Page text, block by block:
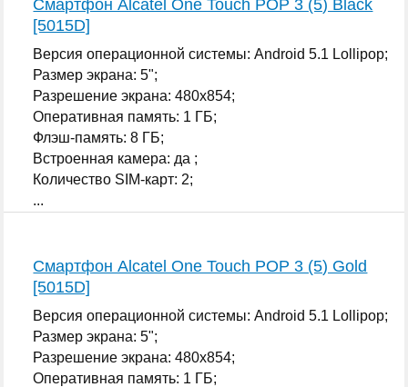
Смартфон Alcatel One Touch POP 3 (5) Black
[5015D]
Версия операционной системы: Android 5.1 Lollipop;
Размер экрана: 5";
Разрешение экрана: 480x854;
Оперативная память: 1 ГБ;
Флэш-память: 8 ГБ;
Встроенная камера: да ;
Количество SIM-карт: 2;
...
Смартфон Alcatel One Touch POP 3 (5) Gold
[5015D]
Версия операционной системы: Android 5.1 Lollipop;
Размер экрана: 5";
Разрешение экрана: 480x854;
Оперативная память: 1 ГБ;